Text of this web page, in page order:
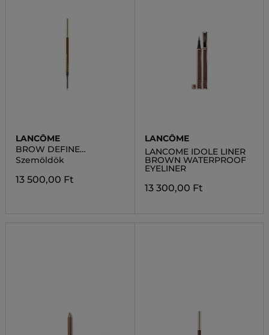
LANCÔME
BROW DEFINE
PENCILCERUZA
Szemöldök
13 500,00 Ft
LANCÔME
LANCOME IDOLE LINER
BROWN WATERPROOF
EYELINER
13 300,00 Ft